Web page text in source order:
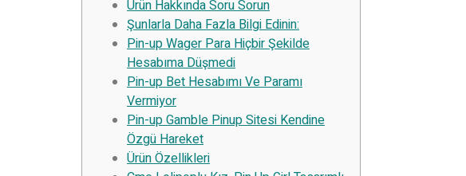
Ürün Hakkında Soru Sorun
Şunlarla Daha Fazla Bilgi Edinin:
Pin-up Wager Para Hiçbir Şekilde
Hesabıma Düşmedi
Pin-up Bet Hesabımı Ve Paramı
Vermiyor
Pin-up Gamble Pinup Sitesi Kendine
Özgü Hareket
Ürün Özellikleri